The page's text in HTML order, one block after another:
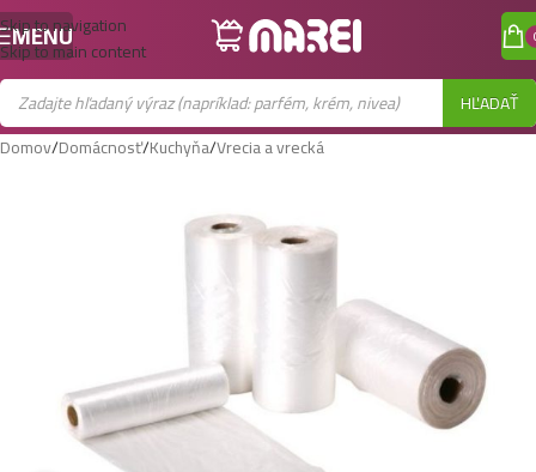
Skip to navigation
Skip to main content
MENU
HĽADAŤ
Domov/Domácnosť/Kuchyňa/Vrecia a vrecká